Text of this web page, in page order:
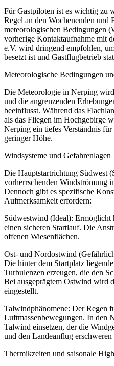
Für Gastpiloten ist es wichtig zu
Regel an den Wochenenden und
meteorologischen Bedingungen
vorherige Kontaktaufnahme mit
e.V. wird dringend empfohlen,
besetzt ist und Gastflugbetrieb
Meteorologische Bedingungen
Die Meteorologie in Nerping
und die angrenzenden
beeinflusst. Während das
als das Fliegen im Hochgebirge
Nerping ein tiefes Verständnis
geringer Höhe.
Windsysteme und Gefahrenlagen
Die Hauptstartrichtung Südwest
vorherrschenden Windströmung
Dennoch gibt es spezifische
Aufmerksamkeit erfordern:
Südwestwind (Ideal): Ermöglicht
einen sicheren Startlauf. Die
offenen Wiesenflächen.
Ost- und Nordostwind
Die hinter dem Startplatz
Turbulenzen erzeugen, die den
Bei ausgeprägtem Ostwind wird
eingestellt.
Talwindphänomene: Der Regen
Luftmassenbewegungen. In den
Talwind einsetzen, der die
und den Landeanflug erschweren
Thermikzeiten und saisonale